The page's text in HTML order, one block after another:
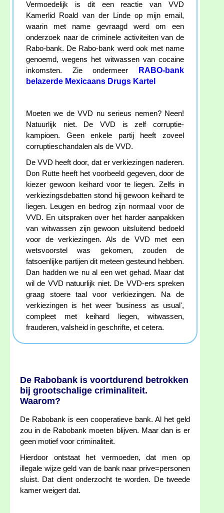
Vermoedelijk is dit een reactie van VVD
Kamerlid Roald van der Linde op mijn email,
waarin met name gevraagd werd om een
onderzoek naar de criminele activiteiten van de
Rabo-bank. De Rabo-bank werd ook met name
genoemd, wegens het witwassen van cocaine
inkomsten. Zie ondermeer
RABO-bank
belazerde Mexicaans Drugs Kartel
Moeten we de VVD nu serieus nemen? Neen!
Natuurlijk niet. De VVD is zelf corruptie-
kampioen. Geen enkele partij heeft zoveel
corruptieschandalen als de VVD.
De VVD heeft door, dat er verkiezingen naderen.
Don Rutte heeft het voorbeeld gegeven, door de
kiezer gewoon keihard voor te liegen. Zelfs in
verkiezingsdebatten stond hij gewoon keihard te
liegen. Leugen en bedrog zijn normaal voor de
VVD. En uitspraken over het harder aanpakken
van witwassen zijn gewoon uitsluitend bedoeld
voor de verkiezingen. Als de VVD met een
wetsvoorstel was gekomen, zouden de
fatsoenlijke partijen dit meteen gesteund hebben.
Dan hadden we nu al een wet gehad. Maar dat
wil de VVD natuurlijk niet. De VVD-ers spreken
graag stoere taal voor verkiezingen. Na de
verkiezingen is het weer 'business as usual',
compleet met keihard liegen, witwassen,
frauderen, valsheid in geschrifte, et cetera.
De Rabobank is voortdurend betrokken
bij grootschalige criminaliteit.
Waarom?
De Rabobank is een cooperatieve bank. Al het geld
zou in de Rabobank moeten blijven. Maar dan is er
geen motief voor criminaliteit.
Hierdoor ontstaat het vermoeden, dat men op
illegale wijze geld van de bank naar prive=personen
sluist. Dat dient onderzocht te worden. De tweede
kamer weigert dat.